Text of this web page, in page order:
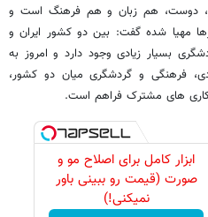
دوست، هم زبان و هم فرهنگ است و
مهیا شده گفت: بین دو کشور ایران و
بسیار زیادی وجود دارد و امروز به
فرهنگی و گردشگری میان دو کشور،
های مشترک فراهم است.
ابزار کامل برای اصلاح مو و
صورت (قیمت رو ببینی باور
نمیکنی!)